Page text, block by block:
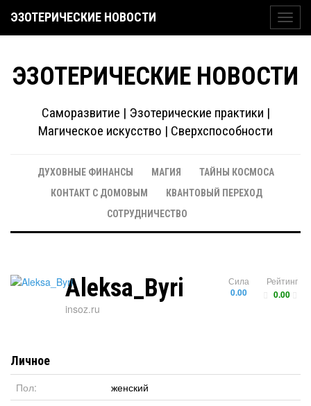
ЭЗОТЕРИЧЕСКИЕ НОВОСТИ
ЭЗОТЕРИЧЕСКИЕ НОВОСТИ
Саморазвитие | Эзотерические практики |
Магическое искусство | Сверхспособности
ДУХОВНЫЕ ФИНАНСЫ МАГИЯ
ТАЙНЫ КОСМОСА
КОНТАКТ С ДОМОВЫМ
КВАНТОВЫЙ ПЕРЕХОД
СОТРУДНИЧЕСТВО
Рейтинг
0.00
Сила
0.00
Aleksa_Byri
insoz.ru
Личное
Пол:
женский